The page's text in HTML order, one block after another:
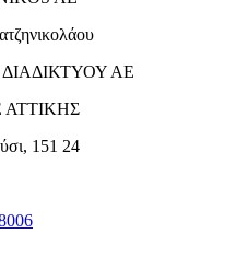
ΑΕ
151 24